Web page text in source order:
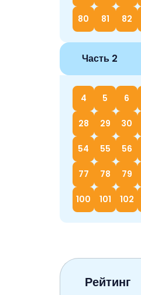
80 81 82
Часть 2
4 5 6
28 29 30
54 55 56
77 78 79
100 101 102
Рейтинг